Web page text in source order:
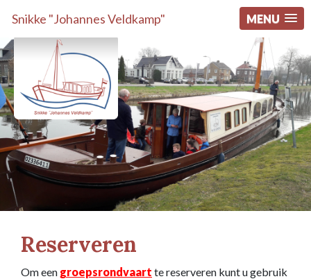
Snikke "Johannes Veldkamp" MENU
Reserveren
Om een groepsrondvaart te reserveren kunt u gebruik